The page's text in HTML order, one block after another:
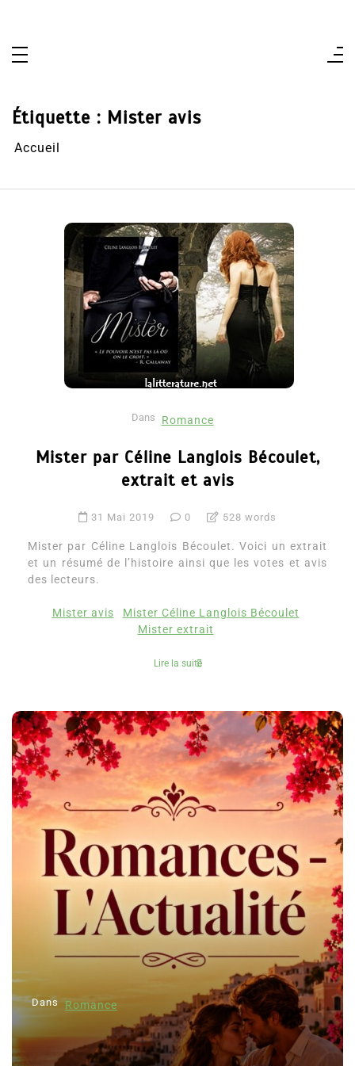
Étiquette : Mister avis
Accueil
Dans Romance
Mister par Céline Langlois Bécoulet,
extrait et avis
31 Mai 2019 0 528 words
Mister par Céline Langlois Bécoulet. Voici un extrait
et un résumé de l’histoire ainsi que les votes et avis
des lecteurs.
Mister avis
Mister Céline Langlois Bécoulet
Mister extrait
Lire la suite
Dans Romance